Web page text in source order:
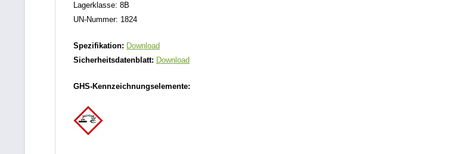
Lagerklasse: 8B
UN-Nummer: 1824
Spezifikation: Download
Sicherheitsdatenblatt: Download
GHS-Kennzeichnungselemente: